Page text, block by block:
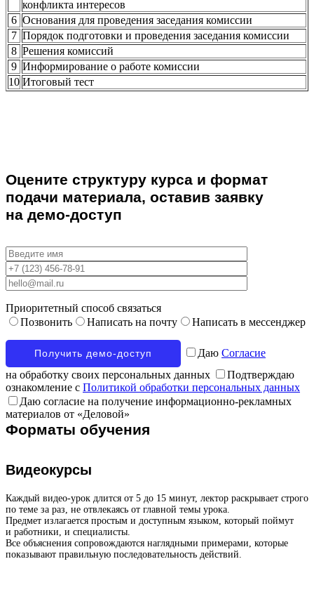
конфликта интересов
6 Основания для проведения заседания комиссии
7 Порядок подготовки и проведения заседания комиссии
8 Решения комиссий
9 Информирование о работе комиссии
10 Итоговый тест
Оцените структуру курса и формат
подачи материала, оставив заявку
на демо-доступ
Приоритетный способ связаться
Позвонить
Написать на почту Написать в мессенджер
Даю Согласие
на обработку своих персональных данных
Подтверждаю
ознакомление с Политикой обработки персональных данных
Даю согласие на получение информационно-рекламных
материалов от «Деловой»
Форматы обучения
Видеокурсы
Каждый видео-урок длится от 5 до 15 минут, лектор раскрывает строго
по теме за раз, не отвлекаясь от главной темы урока.
Предмет излагается простым и доступным языком, который поймут
и работники, и специалисты.
Все объяснения сопровождаются наглядными примерами, которые
показывают правильную последовательность действий.